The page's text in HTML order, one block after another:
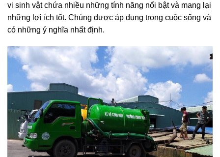
vi sinh vật chứa nhiều những tính năng nổi bật và mang lại
những lợi ích tốt. Chúng được áp dụng trong cuộc sống và
có những ý nghĩa nhất định.